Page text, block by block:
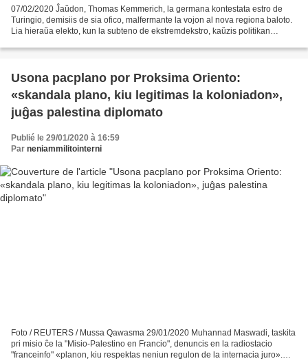
07/02/2020 Ĵaŭdon, Thomas Kemmerich, la germana kontestata estro de
Turingio, demisiis de sia ofico, malfermante la vojon al nova regiona baloto.
Lia hieraŭa elekto, kun la subteno de ekstremdekstro, kaŭzis politikan
Usona pacplano por Proksima Oriento:
«skandala plano, kiu legitimas la koloniadon»,
juĝas palestina diplomato
Publié le 29/01/2020 à 16:59
Par neniammilitointerni
Foto / REUTERS / Mussa Qawasma 29/01/2020 Muhannad Maswadi, taskita
pri misio ĉe la "Misio-Palestino en Francio", denuncis en la radiostacio
"franceinfo" «planon, kiu respektas neniun regulon de la internacia juro».